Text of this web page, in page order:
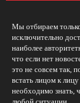
Мы отбираем
исключительно
наиболее
что если нет
это не совсем так,
встать лицом к
необходимо знать,